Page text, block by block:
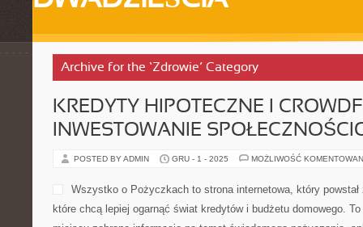
Archive for the ‘Zdrowie’ Category
KREDYTY HIPOTECZNE I
INWESTOWANIE
POSTED BY ADMIN GRU - 1 - 2025 MOŻLIWOŚĆ
Wszystko o Pożyczkach to strona internetowa, który
które chcą lepiej ogarnąć świat kredytów i budżetu domowego.